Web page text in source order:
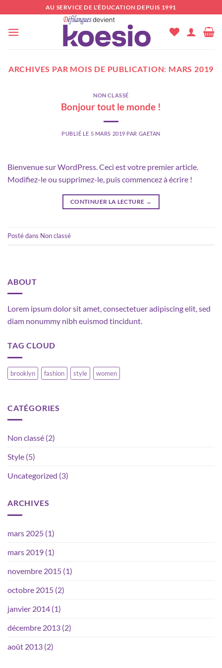
contenu
AU SERVICE DE L'ÉDUCATION DEPUIS 1991
ARCHIVES PAR MOIS DE PUBLICATION: MARS 2019
NON CLASSÉ
Bonjour tout le monde !
PUBLIÉ LE 5 MARS 2019 PAR GAETAN
Bienvenue sur WordPress. Ceci est votre premier article.
Modifiez-le ou supprimez-le, puis commencez à écrire !
CONTINUER LA LECTURE →
Posté dans Non classé
ABOUT
Lorem ipsum dolor sit amet, consectetuer adipiscing elit, sed
diam nonummy nibh euismod tincidunt.
TAG CLOUD
brooklyn fashion style women
CATÉGORIES
Non classé (2)
Style (5)
Uncategorized (3)
ARCHIVES
mars 2025 (1)
mars 2019 (1)
novembre 2015 (1)
octobre 2015 (2)
janvier 2014 (1)
décembre 2013 (2)
août 2013 (2)